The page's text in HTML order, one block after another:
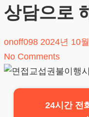
상담으로
onoff098 2024년 10
No Comments
24시간 전